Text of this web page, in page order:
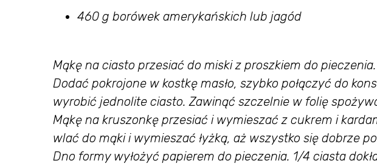
460 g borówek amerykańskich lub jagód
Mąkę na ciasto przesiać do miski z proszkiem do
Dodać pokrojone w kostkę masło, szybko połączyć do
wyrobić jednolite ciasto. Zawinąć szczelnie w folię
Mąkę na kruszonkę przesiać i wymieszać z cukrem i
wlać do mąki i wymieszać łyżką, aż wszystko się dobrze
Dno formy wyłożyć papierem do pieczenia. 1/4 ciasta